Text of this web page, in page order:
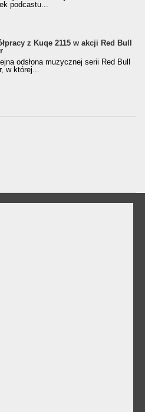
podcastu...
z Kuqe 2115 w akcji Red Bull
odsłona muzycznej serii Red Bull
w której...